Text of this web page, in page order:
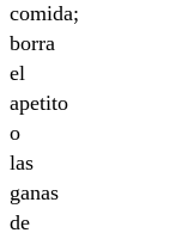
comida;
borra
el
apetito
o
las
ganas
de